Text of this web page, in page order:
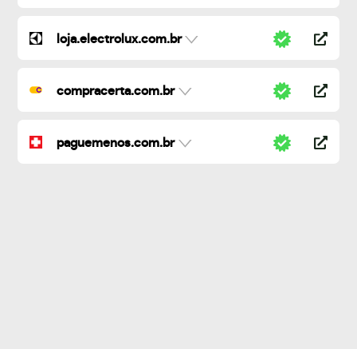
loja.electrolux.com.br
compracerta.com.br
paguemenos.com.br